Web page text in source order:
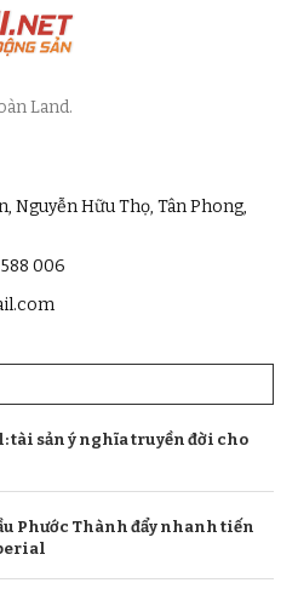
Land.
Nguyễn Hữu Thọ, Tân Phong,
006
tài sản ý nghĩa truyền đời cho
Phước Thành đẩy nhanh tiến